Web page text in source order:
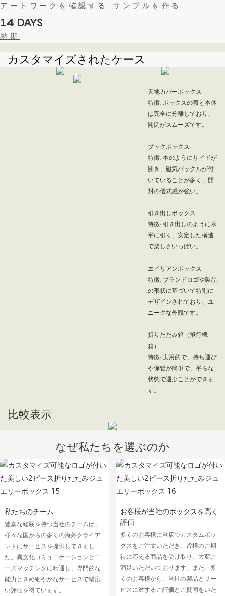
アートワークを確認する サンプルを作る
14 DAYS
納期
カスタマイズされたケース
天地カバーボックス
特徴: ボックスの蓋と本体
は完全に分離しており、
開閉がスムーズです。
ブックボックス
特徴: 本のようにサイドが
開き、磁気バックルが付
いていることが多く、開
封の儀式感が強い。
引き出しボックス
特徴: 引き出しのように水
平に引く、安定した構造
で楽しさいっぱい。
エイリアンボックス
特徴: ブランドロゴや製品
の形状に基づいて特別に
デザインされており、ユ
ニークな外観です。
折りたたみ箱（飛行機
箱）
特徴: 実用的で、持ち運び
や保管が簡単で、平らな
状態で運ぶことができま
す。
比較表示
なぜ私たちを選ぶのか
私たちのチーム
豊富な経験を持つ当社のチームは、
様々な国からの多くの海外クライア
ントにサービスを提供してきまし
た。異文化コミュニケーションとニ
ーズマッチングに精通し、専門的な
能力ときめ細やかなサービスで幅広
い評価を得ています。
お客様が当社のボックスを高く
評価
多くのお客様に当店でカスタムボッ
クスをご注文いただき、皆様のご期
待に応える商品を受け取り、大変ご
満足いただいております。また、多
くのお客様から、当社の製品とサー
ビスに対するご評価とご賛同をいた